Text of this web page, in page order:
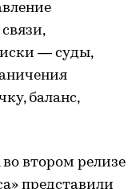
— суды,
баланс,
втором релизе
представили